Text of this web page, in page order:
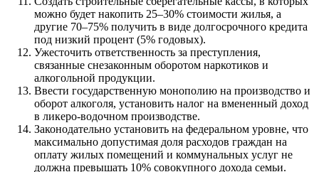
мож­но будет накопить 25–30% стоимости жилья, а
другие 70–75% получить в виде долгосрочного кредита
под низкий процент (5% годовых).
Ужесточить ответственность за преступления,
связанные сне­законным оборотом наркотиков и
алкогольной продукции.
Ввести государственную монополию на производство и
обо­рот алкоголя, установить налог на вмененный доход
в лике­ро-водочном производстве.
Законодательно установить на федеральном уровне, что
максимально допустимая доля расходов граждан на
оплату жилых помещений и коммунальных услуг не
должна превы­шать 10% совокупного дохода семьи.